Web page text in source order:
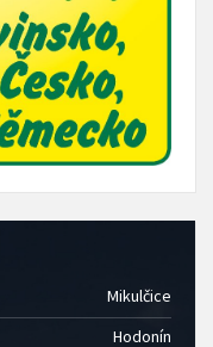
Mikulčice
Hodonín